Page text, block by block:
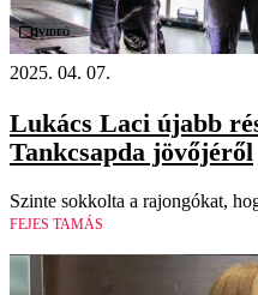
Videó
2025. 04. 07.
Lukács Laci újabb
Tankcsapda jövőjéről
Szinte sokkolta a rajongókat,
FEJES TAMÁS